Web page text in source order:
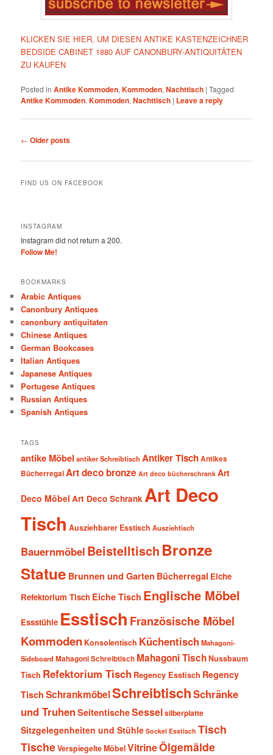
KLICKEN SIE HIER, UM DIESEN ANTIKE KASTENZEICHNER
BEDSIDE CABINET 1880 AUF CANONBURY-ANTIQUITÄTEN
ZU KAUFEN
Posted in Antike Kommoden,Kommoden,Nachttisch |Tagged
Antike Kommoden,Kommoden,Nachttisch | Leave a reply
Post
← Older posts
FIND US ON FACEBOOK
INSTAGRAM
Instagram did not return a 200.
Follow Me!
BOOKMARKS
Arabic Antiques
Canonbury Antiques
canonbury antiquitaten
Chinese Antiques
German Bookcases
Italian Antiques
Japanese Antiques
Portugese Antiques
Russian Antiques
Spanish Antiques
TAGS
antike Möbel antiker Schreibtisch Antiker TischAntikes
BücherregalArt deco bronze Art deco bücherschrank Art
Deco Möbel Art Deco Schrank Art Deco
Tisch Ausziehbarer Esstisch Ausziehtisch
Bauernmöbel Beistelltisch Bronze
Statue Brunnen und Garten Bücherregal Eiche
Refektorium Tisch Eiche Tisch Englische Möbel
Essstühle Esstisch Französische Möbel
Kommoden Konsolentisch Küchentisch Mahagoni-
SideboardMahagoni Schreibtisch Mahagoni TischNussbaum
Tisch Refektorium Tisch Regency Esstisch Regency
Tisch SchrankmöbelSchreibtischSchränke
und TruhenSeitentischeSesselsilberplatte
Sitzgelegenheiten und Stühle Sockel Esstisch Tisch
TischeVerspiegelte MöbelVitrineÖlgemälde